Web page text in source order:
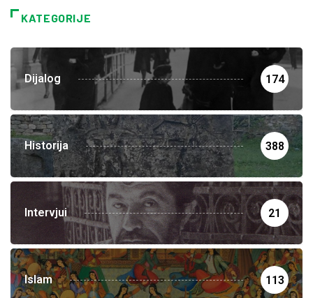
KATEGORIJE
Dijalog 174
Historija 388
Intervjui 21
Islam 113